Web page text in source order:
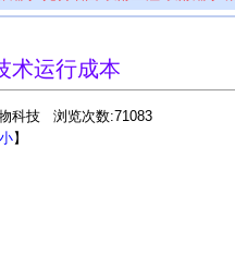
术运行成本
科技 浏览次数:71083
小】